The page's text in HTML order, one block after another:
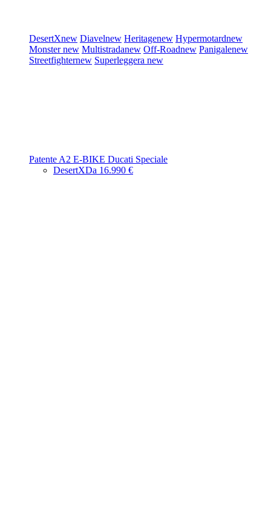
DesertXnew Diavelnew Heritagenew Hypermotardnew
Monsternew Multistradanew Off-Roadnew Panigalenew
Streetfighternew Superleggera new
Patente A2 E-BIKE Ducati Speciale
DesertXDa 16.990 €